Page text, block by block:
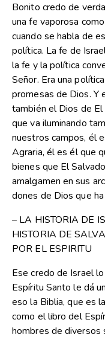
Bonito credo de
una fe vaporosa
cuando se habla de
política. La fe de
la fe y la política
Señor. Era una
promesas de Dios. Y
también el Dios de El
que va iluminando
nuestros campos, él
Agraria, él es él que
bienes que El
amalgamen en sus
dones de Dios que
– LA HISTORIA DE
HISTORIA DE
POR EL ESPIRITU
Ese credo de Israel
Espíritu Santo le dá
eso la Biblia, que es
como el libro del
hombres de diversos